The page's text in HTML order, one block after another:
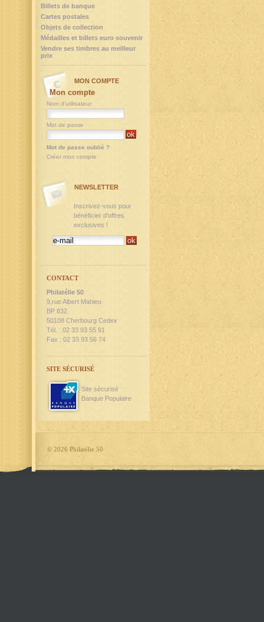
Billets de banque
Cartes postales
Objets de collection
Médailles et billets euro souvenir
Vendre ses timbres au meilleur
prix
MON COMPTE
Mon compte
Nom d'utilisateur
Mot de passe
Mot de passe oublié ?
Créer mon compte
NEWSLETTER
Inscrivez-vous pour
bénéficier d'offres
exclusives !
CONTACT
Philatélie 50
9,rue Albert Mahieu
BP 832
50108 Cherbourg Cedex
Tél. : 02 33 93 55 91
Fax : 02 33 93 56 74
SITE SÉCURISÉ
Site sécurisé
Banque Populaire
© 2026 Philatélie 50